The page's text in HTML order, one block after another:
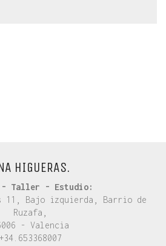
HIGUERAS.
- Taller - Estudio:
11, Bajo izquierda, Barrio de
Ruzafa,
- Valencia
+34.653368007